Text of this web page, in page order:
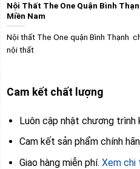
Nội Thất The One Quận Bình
Miền Nam
Nội thất The One quận Bình Thạnh
nội thất
Cam kết chất lượng
Luôn cập nhật chương trình
Cam kết sản phẩm chính
Giao hàng miễn phí. Xem chi